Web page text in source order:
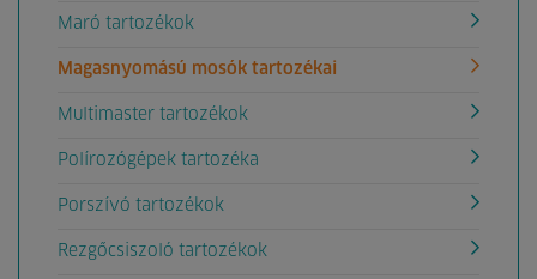
Maró tartozékok
Magasnyomású mosók tartozékai
Multimaster tartozékok
Polírozógépek tartozéka
Porszívó tartozékok
Rezgőcsiszoló tartozékok